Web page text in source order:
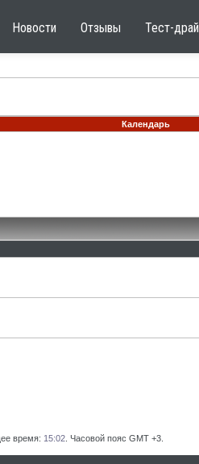
Новости Отзывы Тест-
Календарь
время: 15:02 . Часовой пояс GMT +3.